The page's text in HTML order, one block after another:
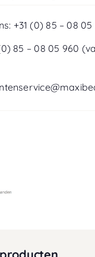
+31 (0) 85 – 08 05
85 – 08 05 960